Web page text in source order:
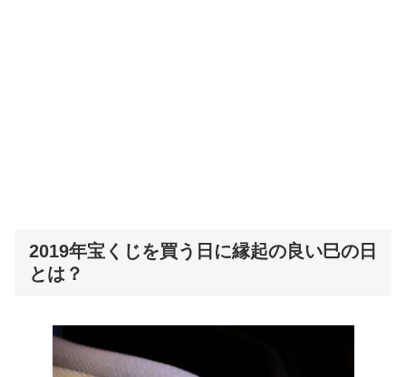
2019年宝くじを買う日に縁起の良い巳の日
とは？